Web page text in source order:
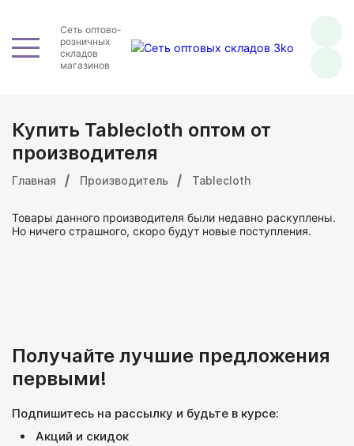
Сеть оптово-
розничных
складов
магазинов
Купить Tablecloth оптом от
производителя
Главная Производитель Tablecloth
Товары данного производителя были недавно раскуплены.
Но ничего страшного, скоро будут новые поступления.
Получайте лучшие предложения
первыми!
Подпишитесь на рассылку и будьте в курсе:
Акций и скидок